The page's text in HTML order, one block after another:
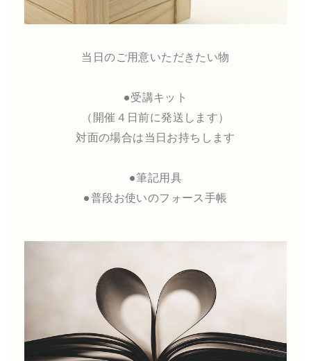
当日のご用意いただきたい物
●受講キット
（開催４日前に発送します）
対面の場合は当日お持ちします
●筆記用具
●普段お使いのフォース手帳